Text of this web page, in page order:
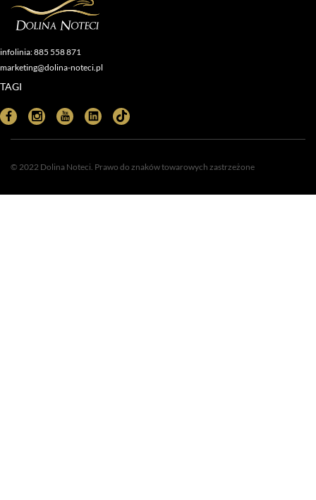
infolinia: 885 558 871
marketing@dolina-noteci.pl
TAGI
© 2022 Dolina Noteci. Prawo do znaków towarowych zastrzeżone